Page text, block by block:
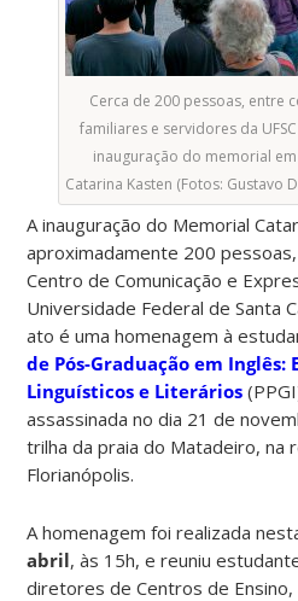
Cerca de 200 pessoas, entre
familiares e servidores da
inauguração do memorial
Catarina Kasten (Fotos: Gustavo
A inauguração do Memorial
aproximadamente 200
Centro de Comunicação e
Universidade Federal de Santa
ato é uma homenagem à
de Pós-Graduação em Inglês:
Linguísticos e Literários
assassinada no dia 21 de
trilha da praia do Matadeiro, na
Florianópolis.
A homenagem foi realizada
abril, às 15h, e reuniu
diretores de Centros de